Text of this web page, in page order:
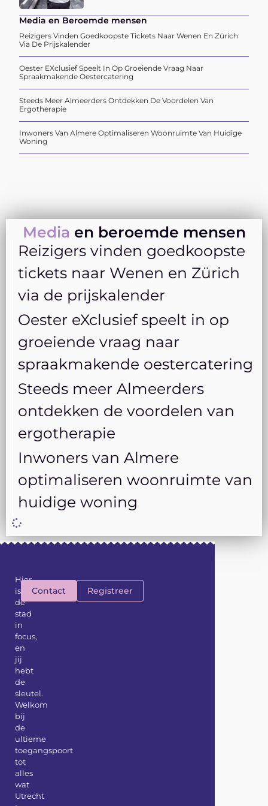
Media en Beroemde mensen
Reizigers Vinden Goedkoopste Tickets Naar Wenen En Zürich
Via De Prijskalender
Oester EXclusief Speelt In Op Groeiende Vraag Naar
Spraakmakende Oestercatering
Steeds Meer Almeerders Ontdekken De Voordelen Van
Ergotherapie
Inwoners Van Almere Optimaliseren Woonruimte Van Huidige
Woning
Media en beroemde mensen
Reizigers vinden goedkoopste
tickets naar Wenen en Zürich
via de prijskalender
Oester eXclusief speelt in op
groeiende vraag naar
spraakmakende oestercatering
Steeds meer Almeerders
ontdekken de voordelen van
ergotherapie
Inwoners van Almere
optimaliseren woonruimte van
huidige woning
Hier
is
de
stad
in
focus,
en
jij
hebt
de
sleutel.
Welkom
bij
de
ultieme
toegangspoort
tot
alles
wat
Utrecht
Contact Registreer